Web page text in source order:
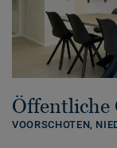
Öffentliche
VOORSCHOTEN,